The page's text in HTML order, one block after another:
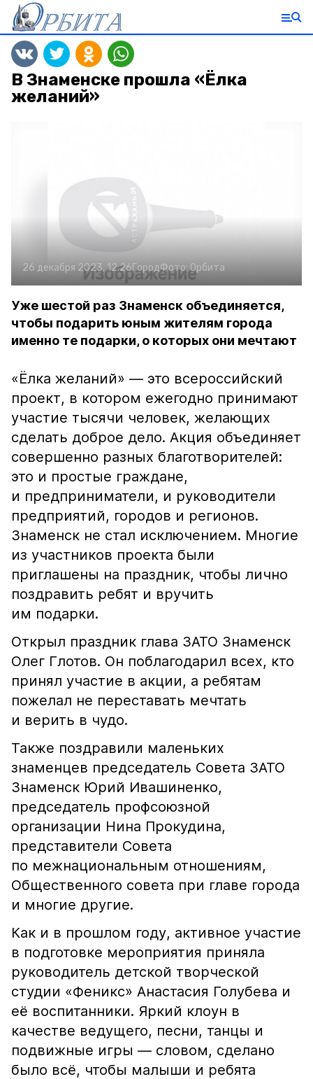
В Знаменске прошла «Ёлка
желаний»
26 декабря 2023, 12:26ГородФото:Орбита
Уже шестой раз Знаменск объединяется,
чтобы подарить юным жителям города
именно те подарки, о которых они мечтают
«Ёлка желаний» — это всероссийский
проект, в котором ежегодно принимают
участие тысячи человек, желающих
сделать доброе дело. Акция объединяет
совершенно разных благотворителей:
это и простые граждане,
и предприниматели, и руководители
предприятий, городов и регионов.
Знаменск не стал исключением. Многие
из участников проекта были
приглашены на праздник, чтобы лично
поздравить ребят и вручить
им подарки.
Открыл праздник глава ЗАТО Знаменск
Олег Глотов. Он поблагодарил всех, кто
принял участие в акции, а ребятам
пожелал не переставать мечтать
и верить в чудо.
Также поздравили маленьких
знаменцев председатель Совета ЗАТО
Знаменск Юрий Ивашиненко,
председатель профсоюзной
организации Нина Прокудина,
представители Совета
по межнациональным отношениям,
Общественного совета при главе города
и многие другие.
Как и в прошлом году, активное участие
в подготовке мероприятия приняла
руководитель детской творческой
студии «Феникс» Анастасия Голубева и
её воспитанники. Яркий клоун в
качестве ведущего, песни, танцы и
подвижные игры — словом, сделано
было всё, чтобы малыши и ребята